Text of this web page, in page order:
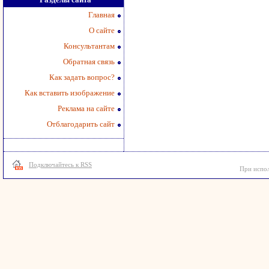
Главная
О сайте
Консультантам
Обратная связь
Как задать вопрос?
Как вставить изображение
Реклама на сайте
Отблагодарить сайт
Подключайтесь к RSS
При